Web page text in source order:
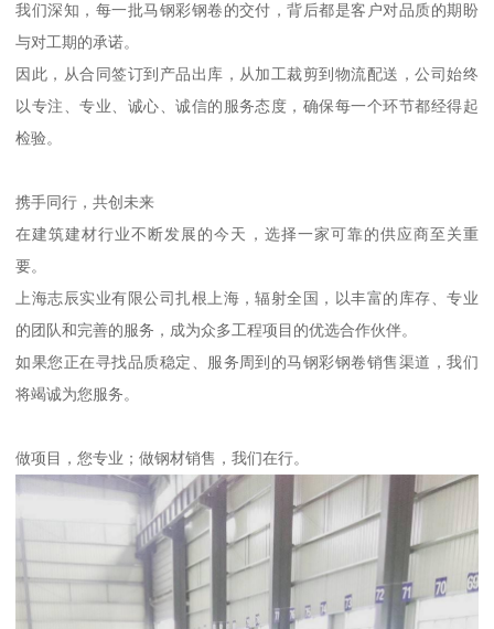
我们深知，每一批马钢彩钢卷的交付，背后都是客户对品质的期盼
与对工期的承诺。
因此，从合同签订到产品出库，从加工裁剪到物流配送，公司始终
以专注、专业、诚心、诚信的服务态度，确保每一个环节都经得起
检验。
携手同行，共创未来
在建筑建材行业不断发展的今天，选择一家可靠的供应商至关重
要。
上海志辰实业有限公司扎根上海，辐射全国，以丰富的库存、专业
的团队和完善的服务，成为众多工程项目的优选合作伙伴。
如果您正在寻找品质稳定、服务周到的马钢彩钢卷销售渠道，我们
将竭诚为您服务。
做项目，您专业；做钢材销售，我们在行。